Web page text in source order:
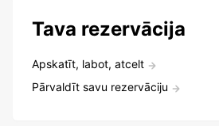
Tava rezervācija
Apskatīt, labot, atcelt
Pārvaldīt savu rezervāciju